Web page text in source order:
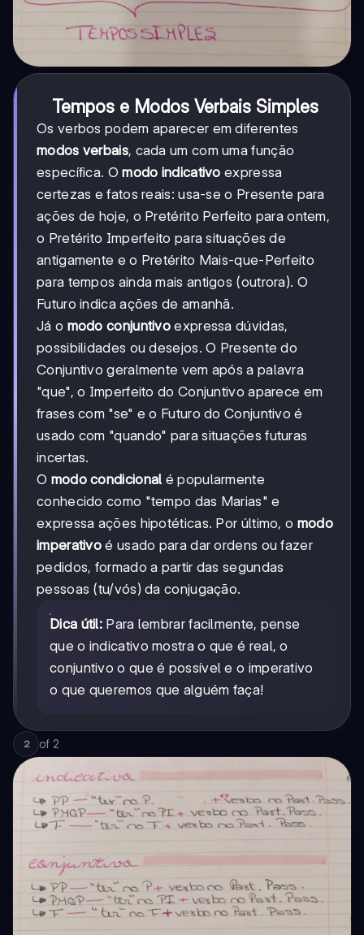
Tempos e Modos Verbais Simples
Os verbos podem aparecer em diferentes
modos verbais, cada um com uma função
específica. Omodo indicativo expressa
certezas e fatos reais: usa-se o Presente para
ações de hoje, o Pretérito Perfeito para ontem,
o Pretérito Imperfeito para situações de
antigamente e o Pretérito Mais-que-Perfeito
para tempos ainda mais antigos (outrora). O
Futuro indica ações de amanhã.
Já o modo conjuntivo expressa dúvidas,
possibilidades ou desejos. O Presente do
Conjuntivo geralmente vem após a palavra
"que", o Imperfeito do Conjuntivo aparece em
frases com "se" e o Futuro do Conjuntivo é
usado com "quando" para situações futuras
incertas.
O modo condicional é popularmente
conhecido como "tempo das Marias" e
expressa ações hipotéticas. Por último, o modo
imperativo é usado para dar ordens ou fazer
pedidos, formado a partir das segundas
pessoas (tu/vós) da conjugação.
Dica útil: Para lembrar facilmente, pense
que o indicativo mostra o que é real, o
conjuntivo o que é possível e o imperativo
o que queremos que alguém faça!
2 of 2